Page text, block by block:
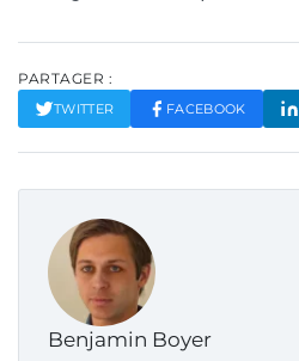
PARTAGER :
TWITTER FACEBOOK
Benjamin Boyer